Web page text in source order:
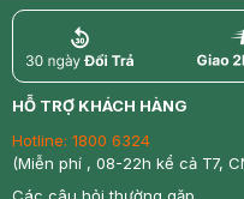
return
HỖ TRỢ KHÁCH HÀNG
Hotline: 1800 6324
(Miễn phí , 08-22h kể cả T7,
Các câu hỏi thường gặp